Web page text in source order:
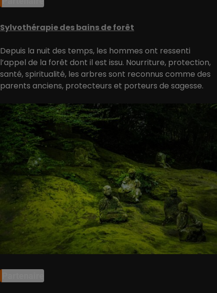
Sylvothérapie des bains de forêt
Depuis la nuit des temps, les hommes ont ressenti
l’appel de la forêt dont il est issu. Nourriture, protection,
santé, spiritualité, les arbres sont reconnus comme des
parents anciens, protecteurs et porteurs de sagesse.